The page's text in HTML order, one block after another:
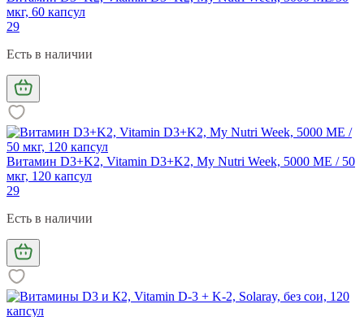
мкг, 60 капсул
29
Есть в наличии
Витамин D3+K2, Vitamin D3+K2, My Nutri Week, 5000 МЕ / 50
мкг, 120 капсул
29
Есть в наличии